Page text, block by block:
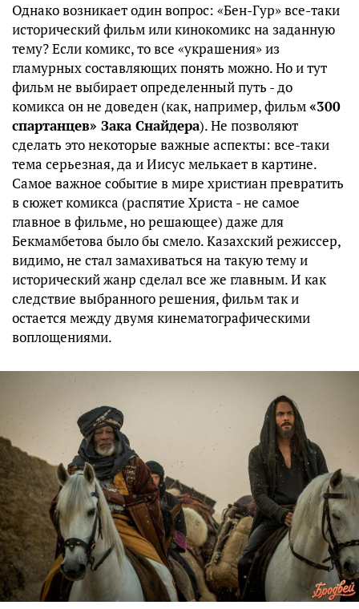
Однако возникает один вопрос: «Бен-Гур» все-таки
исторический фильм или кинокомикс на заданную
тему? Если комикс, то все «украшения» из
гламурных составляющих понять можно. Но и тут
фильм не выбирает определенный путь - до
комикса он не доведен (как, например, фильм«300
спартанцев» Зака Снайдера). Не позволяют
сделать это некоторые важные аспекты: все-таки
тема серьезная, да и Иисус мелькает в картине.
Самое важное событие в мире христиан превратить
в сюжет комикса (распятие Христа - не самое
главное в фильме, но решающее) даже для
Бекмамбетова было бы смело. Казахский режиссер,
видимо, не стал замахиваться на такую тему и
исторический жанр сделал все же главным. И как
следствие выбранного решения, фильм так и
остается между двумя кинематографическими
воплощениями.